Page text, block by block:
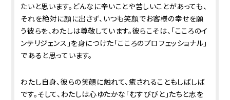
たいと思います。どんなに辛いことや苦しいことがあっても、
それを絶対に顔に出さず、いつも笑顔でお客様の幸せを願
う彼らを、わたしは尊敬しています。彼らこそは、「こころのイ
ンテリジェンス」を身につけた「こころのプロフェッショナル」
であると思っています。
わたし自身、彼らの笑顔に触れて、癒されることもしばしば
です。そして、わたしは心ゆたかな「むすびびと」たちと志を